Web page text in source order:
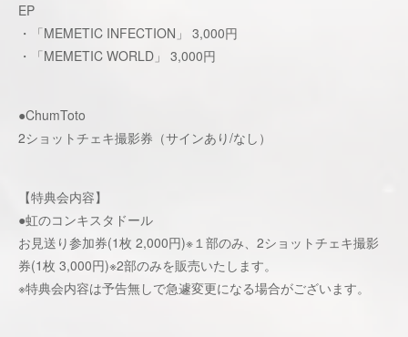
EP
・「MEMETIC INFECTION」 3,000円
・「MEMETIC WORLD」 3,000円
●ChumToto
2ショットチェキ撮影券（サインあり/なし）
【特典会内容】
●虹のコンキスタドール
お見送り参加券(1枚 2,000円)※１部のみ、2ショットチェキ撮影
券(1枚 3,000円)※2部のみを販売いたします。
※特典会内容は予告無しで急遽変更になる場合がございます。